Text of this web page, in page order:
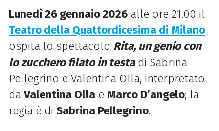
Lunedì 26 gennaio 2026alle ore 21.00 il
Teatro della Quattordicesima di Milano
ospita lo spettacolo Rita, un genio con
lo zucchero filato in testadi Sabrina
Pellegrino e Valentina Olla, interpretato
daValentina Ollae Marco D’angelo; la
regia è di Sabrina Pellegrino.